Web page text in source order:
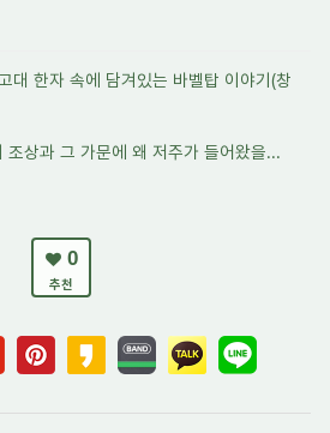
대 한자 속에 담겨있는 바벨탑 이야기(창
조상과 그 가문에 왜 저주가 들어왔을...
0
추천